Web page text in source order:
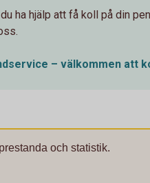
ha hjälp att få koll på din
– välkommen att
och statistik.